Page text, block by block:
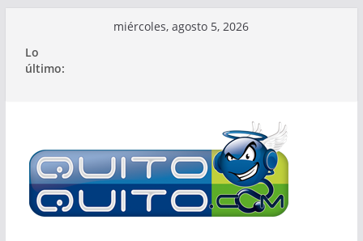
contenido
miércoles, agosto 5, 2026
Lo
último: